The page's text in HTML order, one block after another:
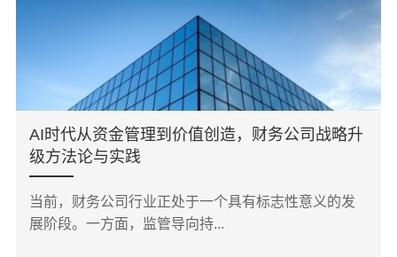
AI时代从资金管理到价值创造，财务公司战略升
级方法论与实践
当前，财务公司行业正处于一个具有标志性意义的发
展阶段。一方面，监管导向持...